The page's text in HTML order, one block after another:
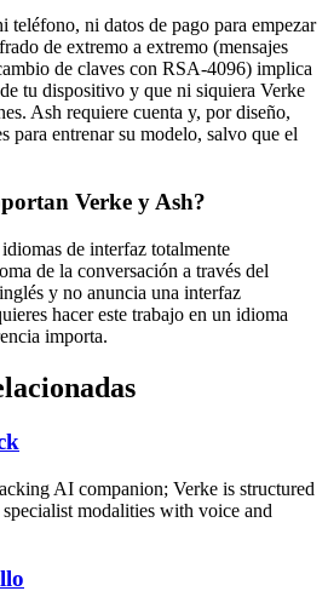
teléfono, ni datos de pago para empezar
de extremo a extremo (mensajes
de claves con RSA-4096) implica
tu dispositivo y que ni siquiera Verke
Ash requiere cuenta y, por diseño,
para entrenar su modelo, salvo que el
Verke y Ash?
de interfaz totalmente
de la conversación a través del
y no anuncia una interfaz
hacer este trabajo en un idioma
importa.
AI companion; Verke is structured
modalities with voice and